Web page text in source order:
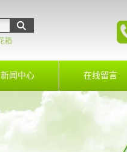
箱
新闻中心 在线留言